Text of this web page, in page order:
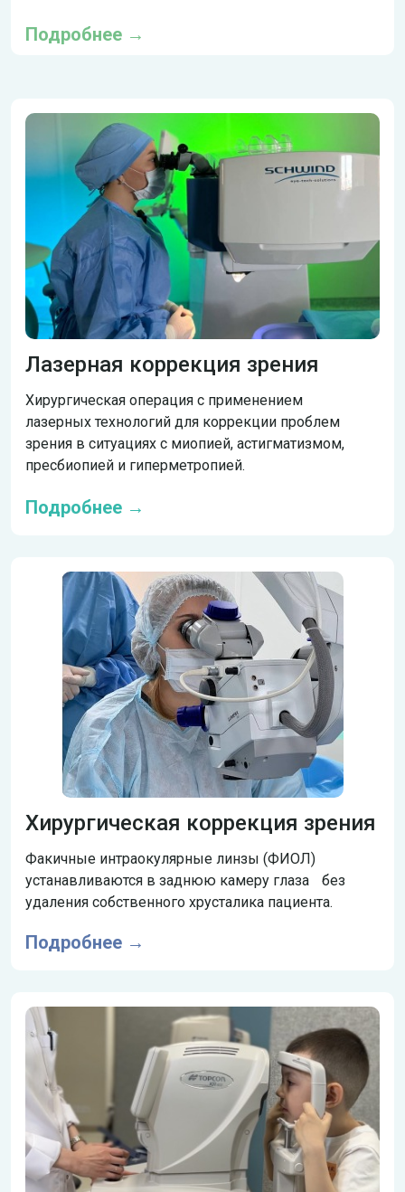
Подробнее →
Лазерная коррекция зрения
Хирургическая операция c применением
лазерных технологий для коррекции проблем
зрения в ситуациях с миопией, астигматизмом,
пресбиопией и гиперметропией.
Подробнее →
Хирургическая коррекция зрения
Факичные интраокулярные линзы (ФИОЛ)
устанавливаются в заднюю камеру глаза без
удаления собственного хрусталика пациента.
Подробнее →